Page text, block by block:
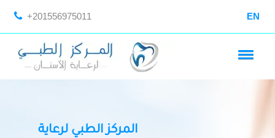
+201556975011 EN
المركز الطبي لرعاية